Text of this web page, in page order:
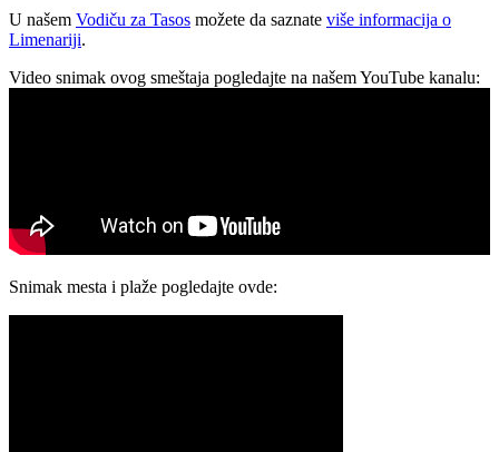
U našem Vodiču za Tasos možete da saznate više informacija o
Limenariji.
Video snimak ovog smeštaja pogledajte na našem YouTube kanalu:
Snimak mesta i plaže pogledajte ovde: